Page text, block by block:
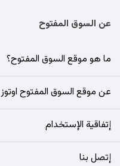
عن السوق المفتوح
ما هو موقع السوق المفتوح؟
عن موقع السوق المفتوح اوتوز
إتفاقية الإستخدام
إتصل بنا